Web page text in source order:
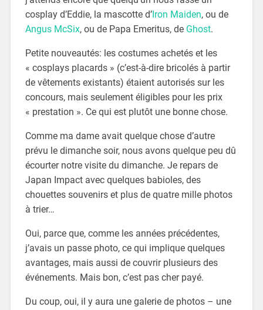
cosplay d’Eddie, la mascotte d’Iron Maiden, ou de
Angus McSix, ou de Papa Emeritus, de Ghost.
Petite nouveautés: les costumes achetés et les
« cosplays placards » (c’est-à-dire bricolés à partir
de vêtements existants) étaient autorisés sur les
concours, mais seulement éligibles pour les prix
« prestation ». Ce qui est plutôt une bonne chose.
Comme ma dame avait quelque chose d’autre
prévu le dimanche soir, nous avons quelque peu dû
écourter notre visite du dimanche. Je repars de
Japan Impact avec quelques babioles, des
chouettes souvenirs et plus de quatre mille photos
à trier…
Oui, parce que, comme les années précédentes,
j’avais un passe photo, ce qui implique quelques
avantages, mais aussi de couvrir plusieurs des
événements. Mais bon, c’est pas cher payé.
Du coup, oui, il y aura une galerie de photos – une